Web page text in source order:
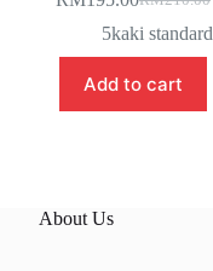
5kaki standard
Add to cart
About Us